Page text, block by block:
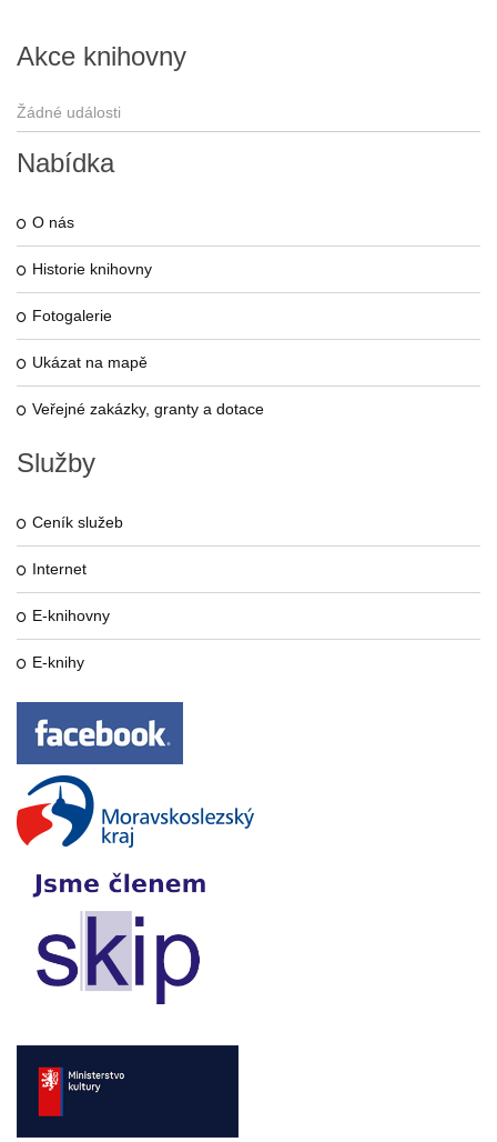
Akce knihovny
Žádné události
Nabídka
O nás
Historie knihovny
Fotogalerie
Ukázat na mapě
Veřejné zakázky, granty a dotace
Služby
Ceník služeb
Internet
E-knihovny
E-knihy